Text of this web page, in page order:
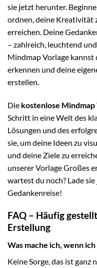
sie jetzt herunter.
ordnen, deine Kreativität
erreichen. Deine
– zahlreich, leuchtend
Mindmap Vorlage kannst
erkennen und deine
erstellen.
Die kostenlose
Schritt in eine Welt des
Lösungen und des
sie, um deine Ideen zu
und deine Ziele zu
unserer Vorlage Großes
wartest du noch? Lade
Gedankenreise!
FAQ – Häufig
Erstellung
Was mache ich, wenn
Keine Sorge, das ist ganz